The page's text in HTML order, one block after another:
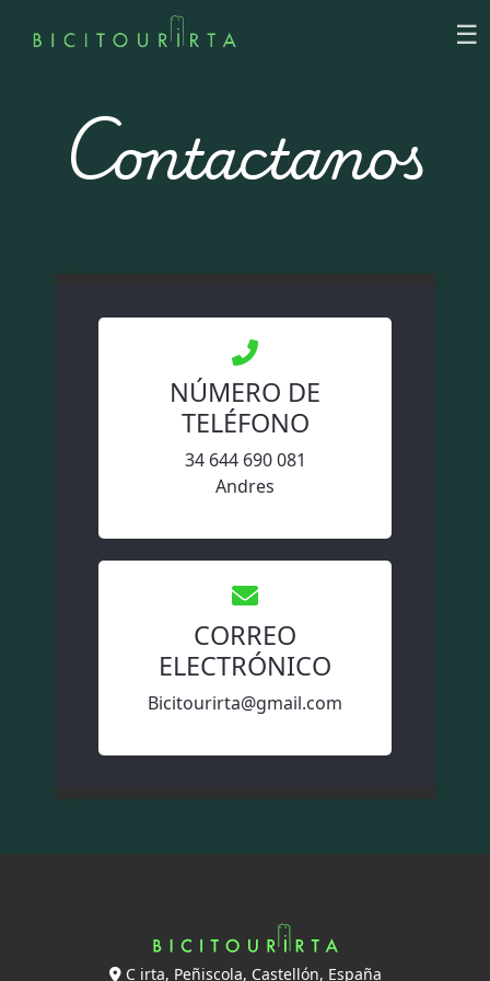
☰
Contactanos
NÚMERO DE
TELÉFONO
34 644 690 081
Andres
CORREO
ELECTRÓNICO
Bicitourirta@gmail.com
C irta, Peñiscola, Castellón, España